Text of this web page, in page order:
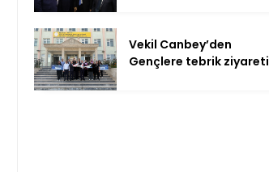
Vekil Canbey’den
Gençlere tebrik ziyareti